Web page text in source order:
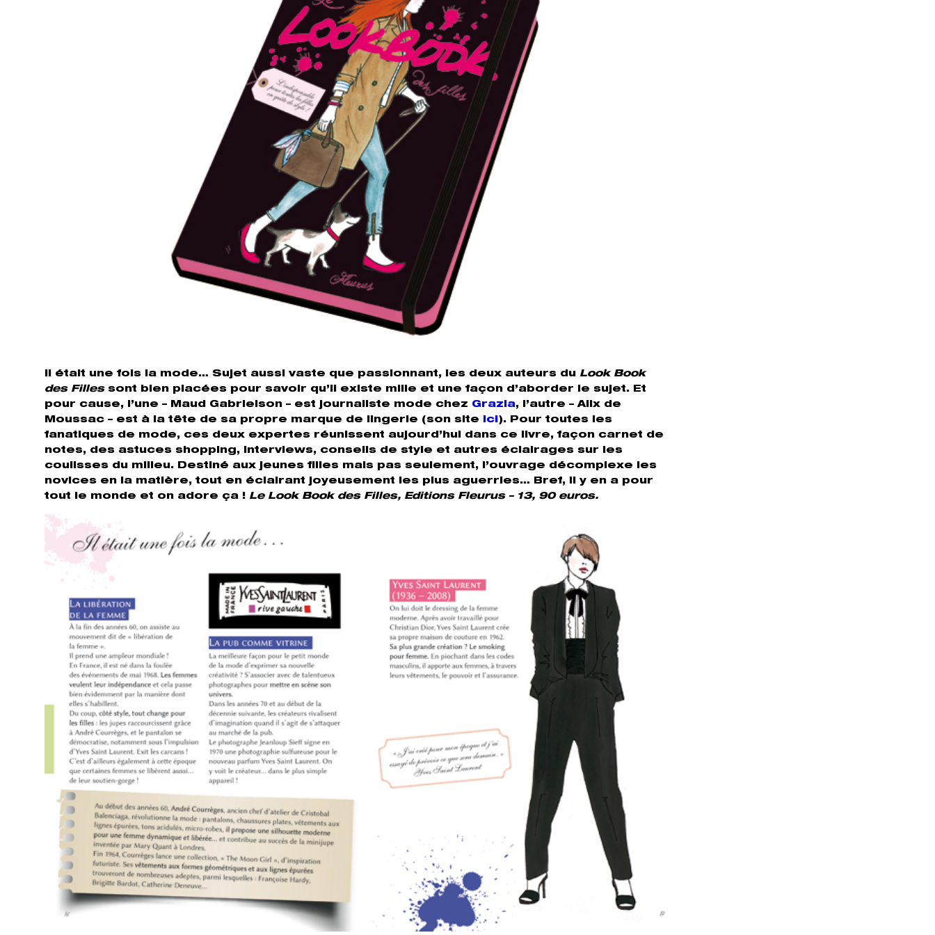
Il était une fois la mode… Sujet aussi vaste que passionnant, les deux auteurs du Look Book
des Fillessont bien placées pour savoir qu’il existe mille et une façon d’aborder le sujet. Et
pour cause, l’une – Maud Gabrielson – est journaliste mode chez Grazia, l’autre – Alix de
Moussac – est à la tête de sa propre marque de lingerie (son site
ici ). Pour toutes les
fanatiques de mode, ces deux expertes réunissent aujourd’hui dans ce livre, façon carnet de
notes, des astuces shopping, interviews, conseils de style et autres éclairages sur les
coulisses du milieu. Destiné aux jeunes filles mais pas seulement, l’ouvrage décomplexe les
novices en la matière, tout en éclairant joyeusement les plus aguerries… Bref, il y en a pour
tout le monde et on adore ça ! Le Look Book des Filles, Editions Fleurus – 13, 90 euros.